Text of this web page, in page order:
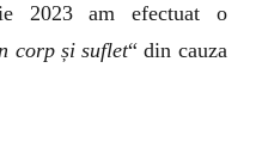
2023 am efectuat o
corp și suflet“ din cauza